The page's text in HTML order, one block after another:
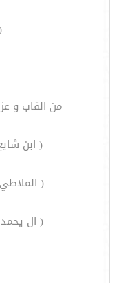
من القاب و
( ابن
(
( ال